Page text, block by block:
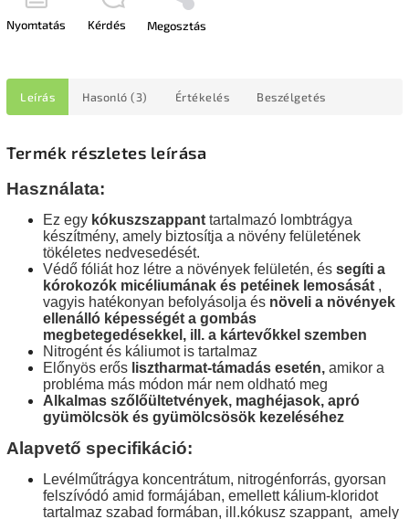
Nyomtatás Kérdés Megosztás
Leírás Hasonló (3) Értékelés Beszélgetés
Termék részletes leírása
Használata:
Ez egy kókuszszappant tartalmazó lombtrágya
készítmény, amely biztosítja a növény felületének
tökéletes nedvesedését.
Védő fóliát hoz létre a növények felületén, és segíti a
kórokozók micéliumának és petéinek lemosását ,
vagyis hatékonyan befolyásolja és növeli a növények
ellenálló képességét a gombás
megbetegedésekkel, ill. a kártevőkkel szemben
Nitrogént és káliumot is tartalmaz
Előnyös erős lisztharmat-támadás esetén, amikor a
probléma más módon már nem oldható meg
Alkalmas szőlőültetvények, maghéjasok, apró
gyümölcsök és gyümölcsösök kezeléséhez
Alapvető specifikáció:
Levélműtrágya koncentrátum, nitrogénforrás, gyorsan
felszívódó amid formájában, emellett kálium-kloridot
tartalmaz szabad formában, ill.kókusz szappant, amely